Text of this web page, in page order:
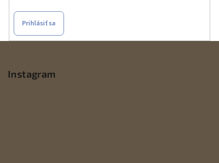
Prihlásiť sa
Instagram